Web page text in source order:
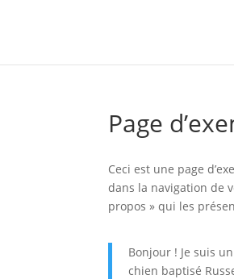
Page
Ceci est une page
dans la navigation de
propos » qui les
Bonjour ! Je suis
chien baptisé